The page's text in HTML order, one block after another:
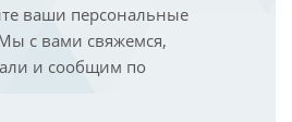
ваши персональные
с вами свяжемся,
и сообщим по